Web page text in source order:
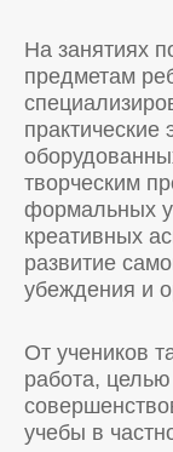
На занятиях
предметам
творческим
формальных
креативных
развитие
убеждения и
От учеников
работа,
учебы в